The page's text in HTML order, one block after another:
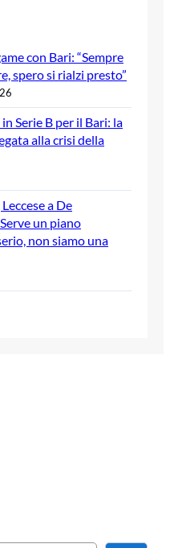
con Bari: “Sempre
spero si rialzi presto”
Serie B per il Bari: la
alla crisi della
a De
un piano
non siamo una